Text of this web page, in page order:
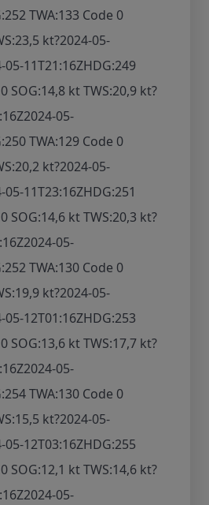
TWA:133 Code 0
kt?2024-05-
05-11T21:16ZHDG:249
SOG:14,8 kt TWS:20,9 kt?
2024-05-
TWA:129 Code 0
kt?2024-05-
05-11T23:16ZHDG:251
SOG:14,6 kt TWS:20,3 kt?
2024-05-
TWA:130 Code 0
kt?2024-05-
05-12T01:16ZHDG:253
SOG:13,6 kt TWS:17,7 kt?
2024-05-
TWA:130 Code 0
kt?2024-05-
05-12T03:16ZHDG:255
SOG:12,1 kt TWS:14,6 kt?
2024-05-